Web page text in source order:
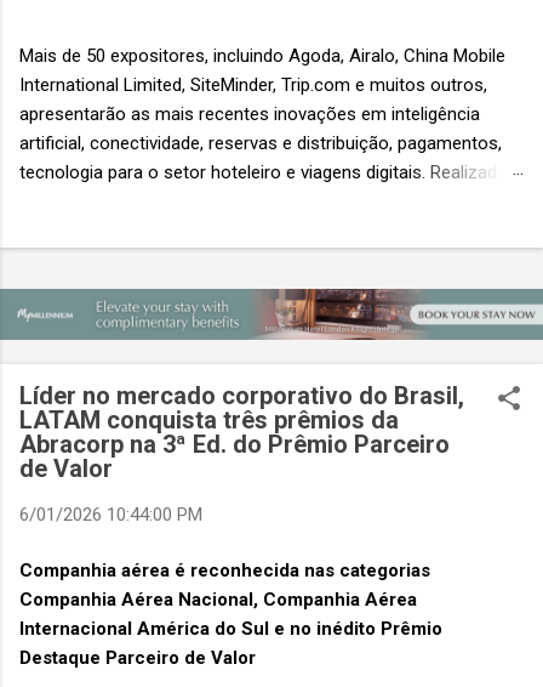
Mais de 50 expositores, incluindo Agoda, Airalo, China Mobile
International Limited, SiteMinder, Trip.com e muitos outros,
apresentarão as mais recentes inovações em inteligência
artificial, conectividade, reservas e distribuição, pagamentos,
tecnologia para o setor hoteleiro e viagens digitais. Realizada
podem acessar os três eventos simultâneos A Travel Tech
Asia 2026 retorna de 21 a 23 de outubro de 2026 no Sands
compradores para explorar as inovações que moldam o futuro
das viagens. O evento também contará com a presença de
importantes nomes do setor e debates sobre as principais
de viagens, desde inteligência artificial e transformação...
Líder no mercado corporativo do Brasil,
LATAM conquista três prêmios da
Abracorp na 3ª Ed. do Prêmio Parceiro
de Valor
6/01/2026 10:44:00 PM
Companhia aérea é reconhecida nas categorias
Companhia Aérea Nacional, Companhia Aérea
Internacional América do Sul e no inédito Prêmio
Destaque Parceiro de Valor